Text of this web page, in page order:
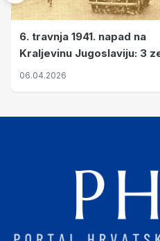
6. travnja 1941. napad na
Kraljevinu Jugoslaviju: 3
nastale njenim raspadom
06.04.2026